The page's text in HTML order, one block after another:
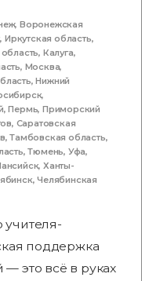
,Воронежская
,Иркутская область,
, Калуга,
, Москва,
,Нижний
,
,Пермь,Приморский
, Саратовская
,Тамбовская область,
,Тюмень, Уфа,
,Ханты-
,Челябинская
учителя-
поддержка
— это всё в руках